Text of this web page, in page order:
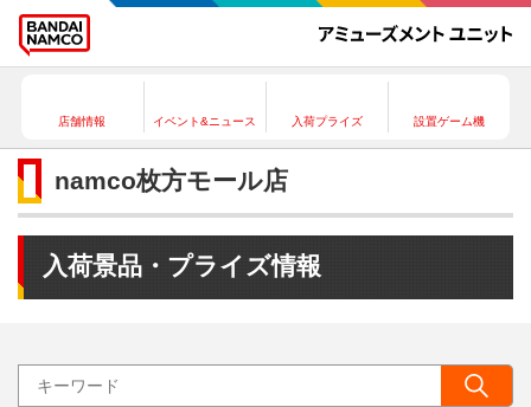
店舗情報 イベント&ニュース 入荷プライズ 設置ゲーム機
namco枚方モール店
入荷景品・プライズ情報